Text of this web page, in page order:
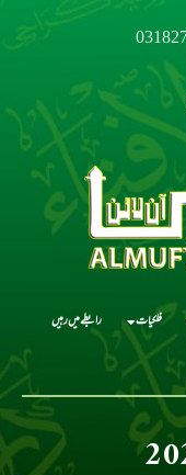
فلکیات رابطے میں رہیں